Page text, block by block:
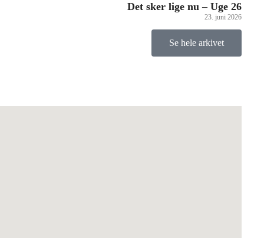
Det sker lige nu – Uge 26
23. juni 2026
Se hele arkivet